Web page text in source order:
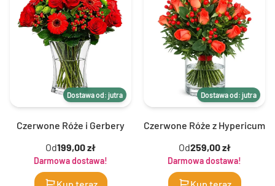
Dostawa od: jutra
Czerwone Róże i Gerbery
Od199,00 zł
Darmowa dostawa!
Dostawa od: jutra
Czerwone Róże z Hypericum
Od259,00 zł
Darmowa dostawa!